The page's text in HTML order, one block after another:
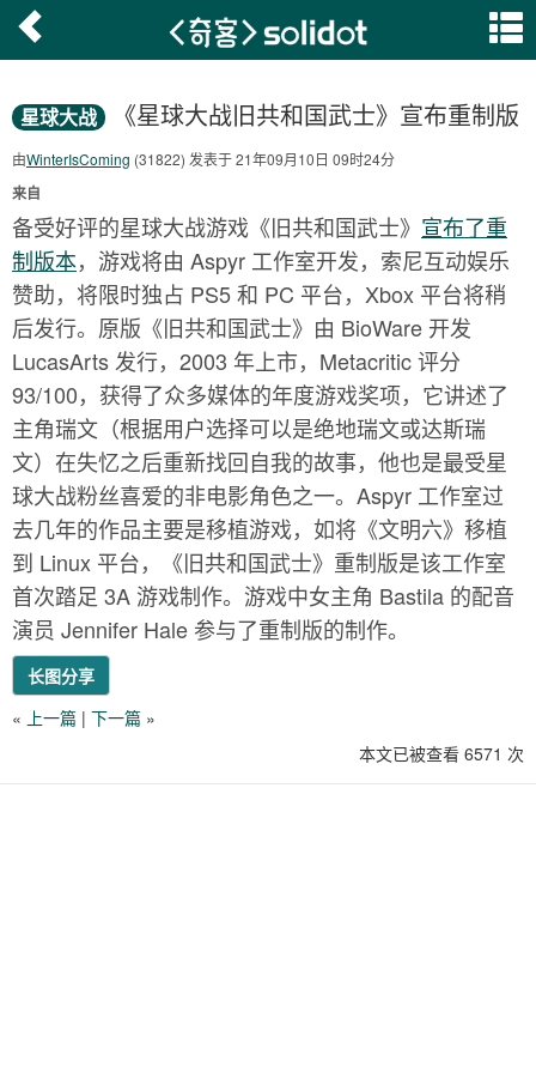
星球大战 《星球大战旧共和国武士》宣布重制版
由WinterIsComing (31822) 发表于 21年09月10日 09时24分
来自
备受好评的星球大战游戏《旧共和国武士》 宣布了重
制版本，游戏将由 Aspyr 工作室开发，索尼互动娱乐
赞助，将限时独占 PS5 和 PC 平台，Xbox 平台将稍
后发行。原版《旧共和国武士》由 BioWare 开发
LucasArts 发行，2003 年上市，Metacritic 评分
93/100，获得了众多媒体的年度游戏奖项，它讲述了
主角瑞文（根据用户选择可以是绝地瑞文或达斯瑞
文）在失忆之后重新找回自我的故事，他也是最受星
球大战粉丝喜爱的非电影角色之一。Aspyr 工作室过
去几年的作品主要是移植游戏，如将《文明六》移植
到 Linux 平台，《旧共和国武士》重制版是该工作室
首次踏足 3A 游戏制作。游戏中女主角 Bastila 的配音
演员 Jennifer Hale 参与了重制版的制作。
长图分享
« 上一篇 | 下一篇 »
本文已被查看 6571 次